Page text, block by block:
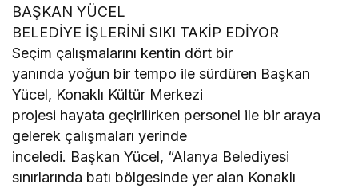
BAŞKAN YÜCEL
BELEDİYE İŞLERİNİ SIKI TAKİP EDİYOR
Seçim çalışmalarını kentin dört bir
yanında yoğun bir tempo ile sürdüren Başkan
Yücel, Konaklı Kültür Merkezi
projesi hayata geçirilirken personel ile bir araya
gelerek çalışmaları yerinde
inceledi. Başkan Yücel, “Alanya Belediyesi
sınırlarında batı bölgesinde yer alan Konaklı